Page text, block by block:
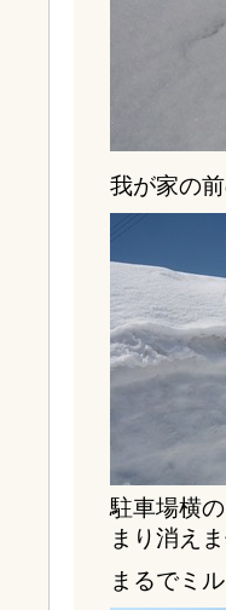
我が家の
駐車場横
まり消えま
まるでミ